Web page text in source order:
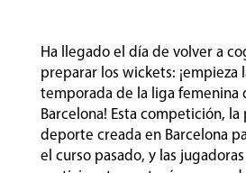
Ha llegado el día de volver a
preparar los wickets: ¡empieza
temporada de la liga femenina
Barcelona! Esta competición,
deporte creada en Barcelona
el curso pasado, y las